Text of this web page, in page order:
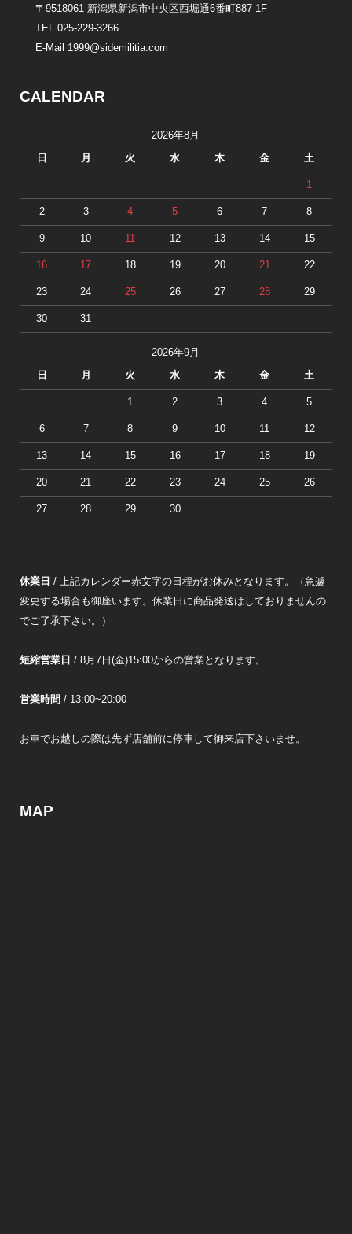
〒9518061 新潟県新潟市中央区西堀通6番町887 1F
TEL 025-229-3266
E-Mail 1999@sidemilitia.com
CALENDAR
2026年8月
日 月 火 水 木 金 土
1
2 3 4 5 6 7 8
9 10 11 12 13 14 15
16 17 18 19 20 21 22
23 24 25 26 27 28 29
30 31
2026年9月
日 月 火 水 木 金 土
1 2 3 4 5
6 7 8 9 10 11 12
13 14 15 16 17 18 19
20 21 22 23 24 25 26
27 28 29 30
休業日 / 上記カレンダー赤文字の日程がお休みとなります。（急遽
変更する場合も御座います。休業日に商品発送はしておりませんの
でご了承下さい。）
短縮営業日 / 8月7日(金)15:00からの営業となります。
営業時間 / 13:00~20:00
お車でお越しの際は先ず店舗前に停車して御来店下さいませ。
MAP